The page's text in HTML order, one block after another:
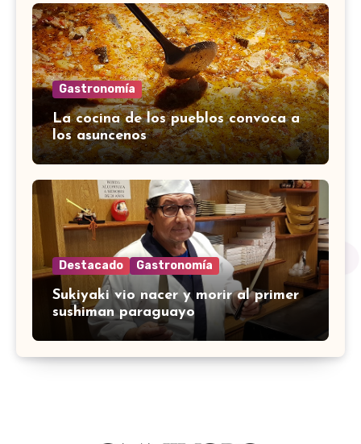
Gastronomía
La cocina de los pueblos convoca a
los asuncenos
Destacado Gastronomía
Sukiyaki vio nacer y morir al primer
sushiman paraguayo